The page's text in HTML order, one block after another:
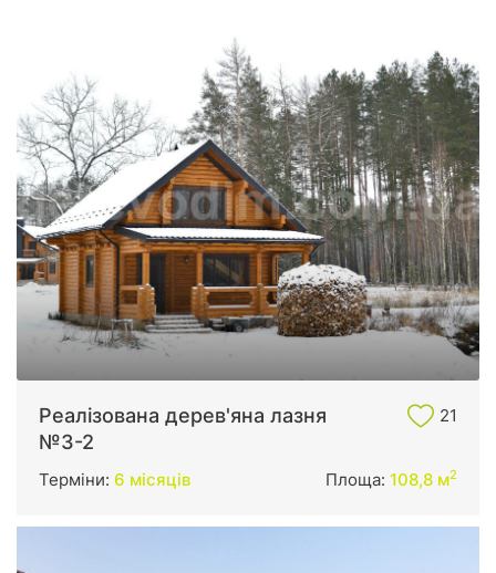
Реалізована дерев'яна лазня
№3-2
21
Терміни: 6 місяців Площа: 108,8 м2